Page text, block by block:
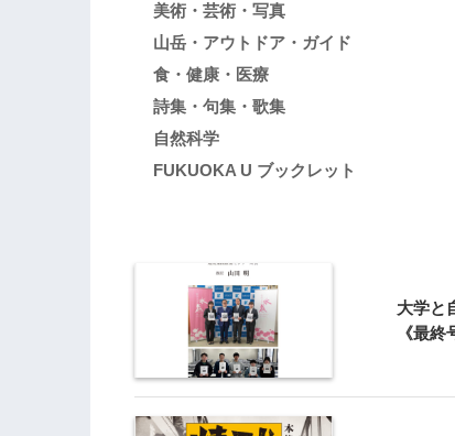
美術・芸術・写真
山岳・アウトドア・ガイド
食・健康・医療
詩集・句集・歌集
自然科学
FUKUOKA U ブックレット
大学と
《最終